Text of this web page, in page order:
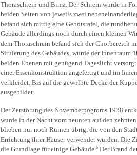
Thoraschrein und Bima. Der Schrein wurde in
beiden Seiten von jeweils zwei
befand sich mittig eine Gebotstafel, die
Gebäude allerdings noch durch einen kleinen
dem Thoraschrein befand sich der Chorbereich
Situierung des Gebäudes, wurde der
beiden Ebenen mit genügend Tageslicht
einer Eisenkonstruktion angefertigt und im
verkleidet. Bis auf die gewölbte Decke der
ausgebildet.
Der Zerstörung des Novemberpogroms 1938
wurde in der Nacht vom neunten auf den
blieben nur noch Ruinen übrig, die von den
Errichtung ihrer Häuser verwendet wurden. Die
die Grundlage für einige Gebäude.6 Der Brand